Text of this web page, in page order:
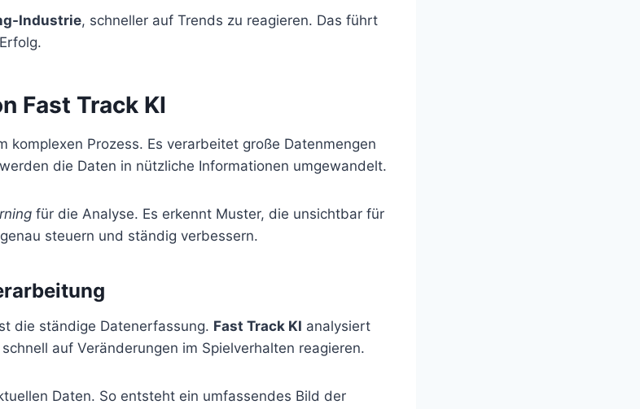
Industrie, schneller auf Trends zu reagieren. Das führt
Fast Track KI
komplexen Prozess. Es verarbeitet große Datenmengen
die Daten in nützliche Informationen umgewandelt.
für die Analyse. Es erkennt Muster, die unsichtbar für
steuern und ständig verbessern.
die ständige Datenerfassung. Fast Track KI analysiert
auf Veränderungen im Spielverhalten reagieren.
Daten. So entsteht ein umfassendes Bild der